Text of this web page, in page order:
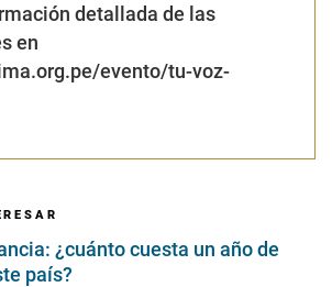
detallada de las
en
evento/tu-voz-
¿cuánto cuesta un año de
país?